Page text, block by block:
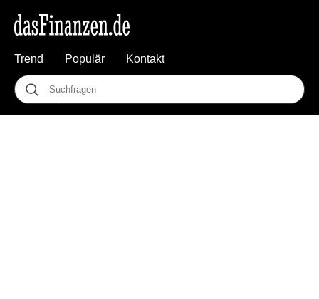
Trend Populär Kontakt